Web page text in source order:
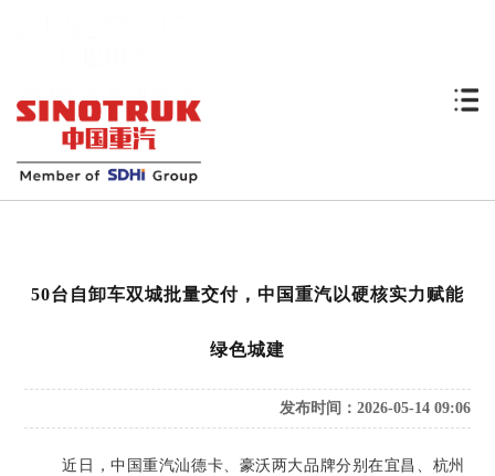
50台自卸车双城批量交付，中国重汽以硬核实力赋能
绿色城建
发布时间：2026-05-14 09:06
近日，中国重汽汕德卡、豪沃两大品牌分别在宜昌、杭州